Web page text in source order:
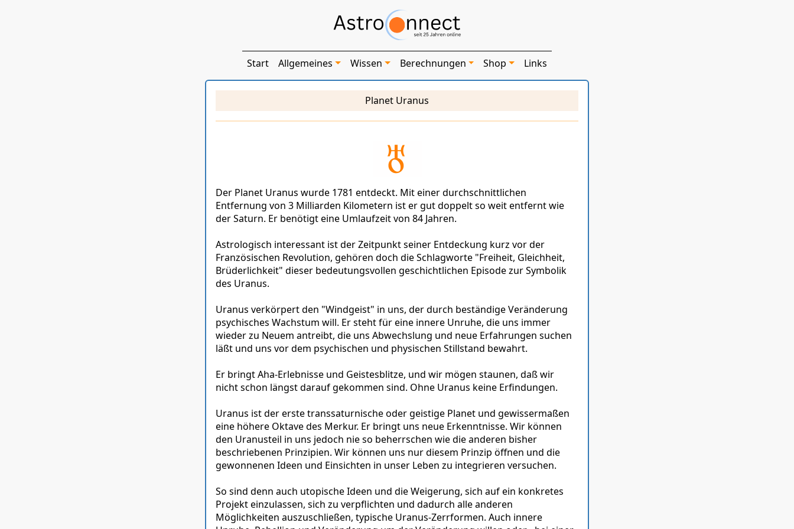
Start Allgemeines Wissen Berechnungen Shop Links
Planet Uranus
Der Planet Uranus wurde 1781 entdeckt. Mit einer durchschnittlichen
Entfernung von 3 Milliarden Kilometern ist er gut doppelt so weit entfernt wie
der Saturn. Er benötigt eine Umlaufzeit von 84 Jahren.
Astrologisch interessant ist der Zeitpunkt seiner Entdeckung kurz vor der
Französischen Revolution, gehören doch die Schlagworte "Freiheit, Gleichheit,
Brüderlichkeit" dieser bedeutungsvollen geschichtlichen Episode zur Symbolik
des Uranus.
Uranus verkörpert den "Windgeist" in uns, der durch beständige Veränderung
psychisches Wachstum will. Er steht für eine innere Unruhe, die uns immer
wieder zu Neuem antreibt, die uns Abwechslung und neue Erfahrungen suchen
läßt und uns vor dem psychischen und physischen Stillstand bewahrt.
Er bringt Aha-Erlebnisse und Geistesblitze, und wir mögen staunen, daß wir
nicht schon längst darauf gekommen sind. Ohne Uranus keine Erfindungen.
Uranus ist der erste transsaturnische oder geistige Planet und gewissermaßen
eine höhere Oktave des Merkur. Er bringt uns neue Erkenntnisse. Wir können
den Uranusteil in uns jedoch nie so beherrschen wie die anderen bisher
beschriebenen Prinzipien. Wir können uns nur diesem Prinzip öffnen und die
gewonnenen Ideen und Einsichten in unser Leben zu integrieren versuchen.
So sind denn auch utopische Ideen und die Weigerung, sich auf ein konkretes
Projekt einzulassen, sich zu verpflichten und dadurch alle anderen
Möglichkeiten auszuschließen, typische Uranus-Zerrformen. Auch innere